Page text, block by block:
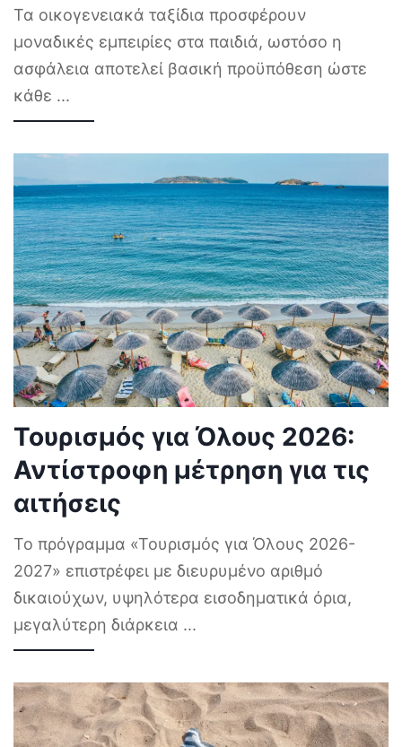
Τα οικογενειακά ταξίδια προσφέρουν
μοναδικές εμπειρίες στα παιδιά, ωστόσο η
ασφάλεια αποτελεί βασική προϋπόθεση ώστε
κάθε ...
Τουρισμός για Όλους 2026:
Αντίστροφη μέτρηση για τις
αιτήσεις
Το πρόγραμμα «Τουρισμός για Όλους 2026-
2027» επιστρέφει με διευρυμένο αριθμό
δικαιούχων, υψηλότερα εισοδηματικά όρια,
μεγαλύτερη διάρκεια ...